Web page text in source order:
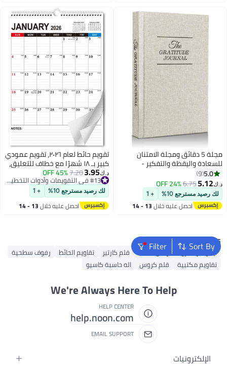
مجلة 5 دقائق ومجلة الامتنان
للسعادة واليقظة والتفكير -
التأكيدات اليومية بتنسيق إرشادي
بسيط - مخطط حياة غير مؤرخ
5.0
9
د.ك‏5.12
6.75
24% OFF
لك رصيد مسترجع 10% + 1
احصل عليه خلال 13 - 14
تقويم حائط لعام ٢٠٢٦، تقويم عمودي
كبير بـ ١٨ شهرًا مع خطاف للتعليق،
تقويم حائط من يناير ٢٠٢٦ إلى يونيو
٢٠٢٧، تجليد حلزوني مزدوج مع
مساحة للكتابة للتخطيط والتنظيم،
ورق فاخر، مناسب لحفظ التواريخ
المهمة، مثالي للتنظيم.
د.ك‏3.95
7.20
45% OFF
#13 في التقويمات وأدوات التخطيط والتنظيم
لك رصيد مسترجع 10% + 1
احصل عليه خلال 13 - 14
Sort By
FilterPopular Searches
آيكو نيو 9 برو حوامل الكتب قلم كارتير تقاويم الحائط
رفوف سطحية
تقاويم مكتبية
قلم كروس اله حاسبة كاسيو
We're Always Here To Help
HELP CENTER
help.noon.com
EMAIL SUPPORT
الإلكترونيات